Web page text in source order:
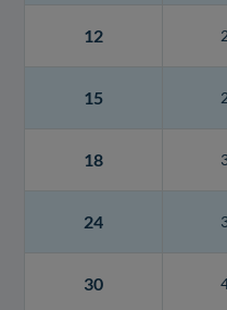
12
15
18
24
30